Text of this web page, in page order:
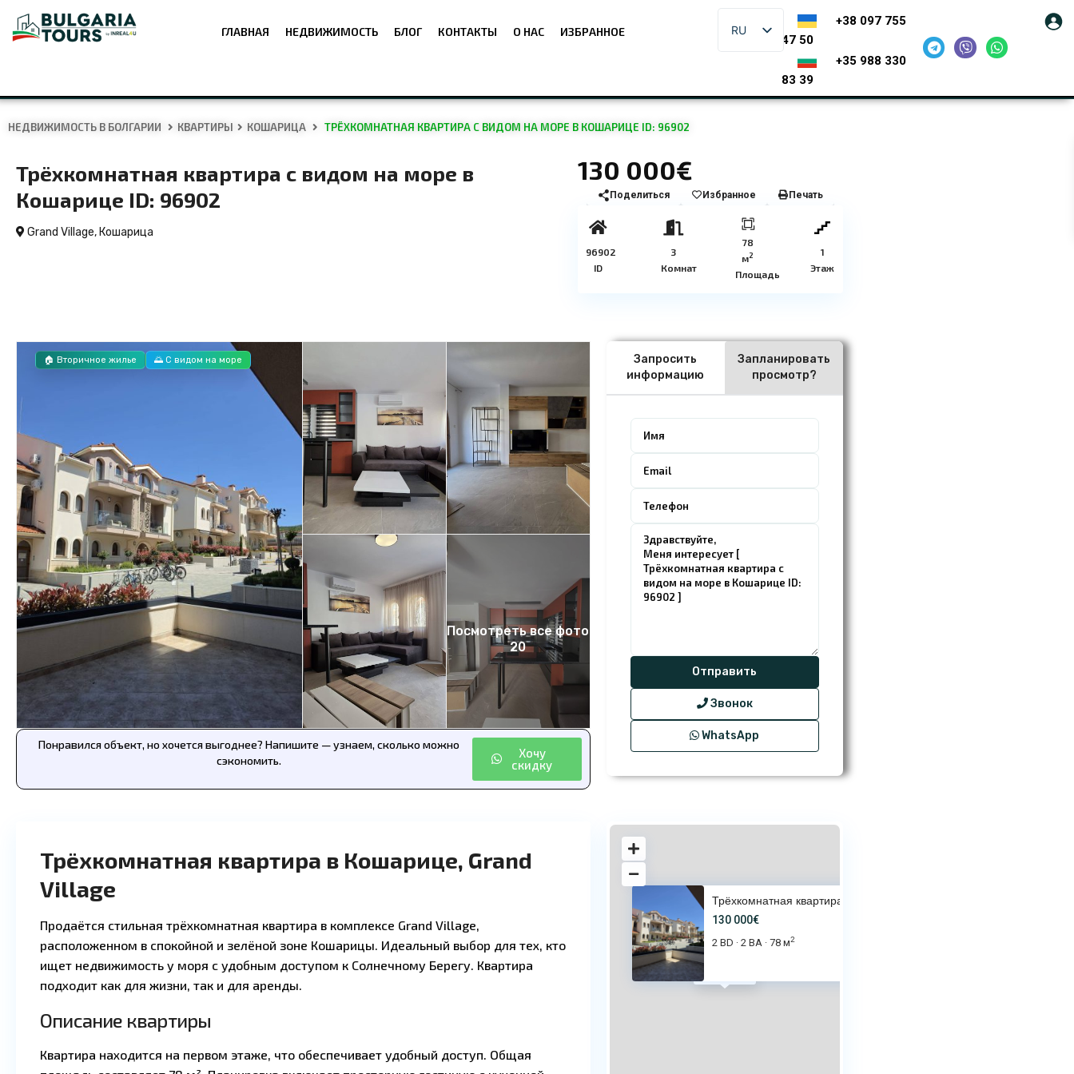
ГЛАВНАЯ НЕДВИЖИМОСТЬ БЛОГ КОНТАКТЫ О НАС ИЗБРАННОЕ RU
+38 097 755
47 50
+35 988 330
83 39
НЕДВИЖИМОСТЬ В БОЛГАРИИ КВАРТИРЫ КОШАРИЦА ТРЁХКОМНАТНАЯ КВАРТИРА С ВИДОМ НА МОРЕ В КОШАРИЦЕ ID: 96902
Трёхкомнатная квартира с видом на море в
Кошарице ID: 96902
Grand Village, Кошарица
130 000€
Поделиться Избранное Печать
96902
ID
3
Комнат
78
м2
Площадь
1
Этаж
Посмотреть все фото
20
🏠 Вторичное жилье 🌅 С видом на море
Понравился объект, но хочется выгоднее? Напишите — узнаем, сколько можно
сэкономить.
Хочу
скидку
Запросить
информацию
Запланировать
просмотр?
Звонок
WhatsApp
Трёхкомнатная квартира в Кошарице, Grand
Village
Продаётся стильная трёхкомнатная квартира в комплексе Grand Village,
расположенном в спокойной и зелёной зоне Кошарицы. Идеальный выбор для тех, кто
ищет недвижимость у моря с удобным доступом к Солнечному Берегу. Квартира
подходит как для жизни, так и для аренды.
Описание квартиры
Квартира находится на первом этаже, что обеспечивает удобный доступ. Общая
Трёхкомнатная квартира с видом
130 000€
2 BD · 2 BA · 78 м2